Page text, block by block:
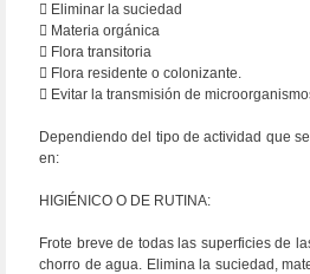
 Eliminar la suciedad
 Materia orgánica
 Flora transitoria
 Flora residente o colonizante.
 Evitar la transmisión de
Dependiendo del tipo de actividad que
en:
HIGIÉNICO O DE RUTINA:
Frote breve de todas las superficies de
chorro de agua. Elimina la suciedad,